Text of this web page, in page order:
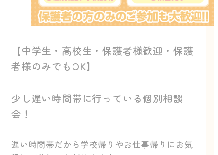
【中学生・高校生・保護者様歓迎・保護
者様のみでもOK】
少し遅い時間帯に行っている個別相談
会！
遅い時間帯だから学校帰りやお仕事帰りにお気